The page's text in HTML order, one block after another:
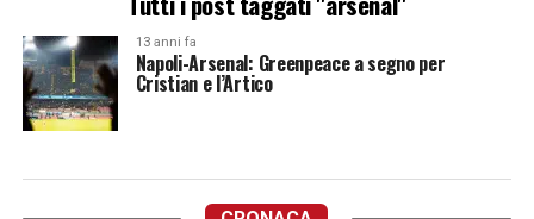
13 anni fa
Napoli-Arsenal: Greenpeace a segno per
Cristian e l’Artico